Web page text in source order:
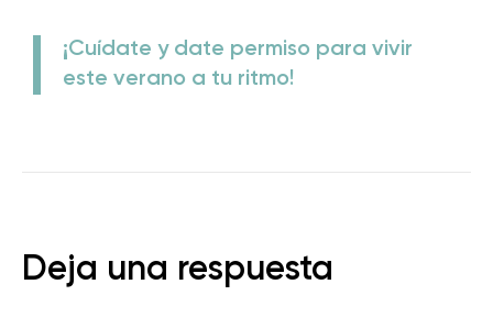
¡Cuídate y date permiso para vivir
este verano a tu ritmo!
Deja una respuesta